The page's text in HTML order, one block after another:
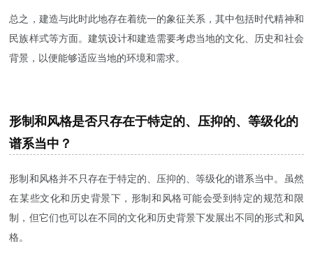
总之，建造与此时此地存在着统一的象征关系，其中包括时代精神和
民族样式等方面。建筑设计和建造需要考虑当地的文化、历史和社会
背景，以便能够适应当地的环境和需求。
形制和风格是否只存在于特定的、压抑的、等级化的
谱系当中？
形制和风格并不只存在于特定的、压抑的、等级化的谱系当中。虽然
在某些文化和历史背景下，形制和风格可能会受到特定的规范和限
制，但它们也可以在不同的文化和历史背景下发展出不同的形式和风
格。